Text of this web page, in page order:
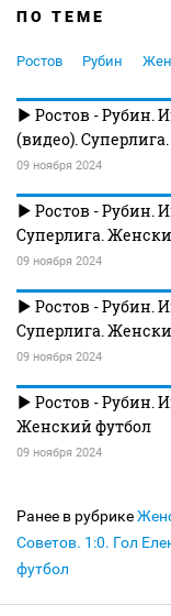
ПО ТЕМЕ
Ростов Рубин
Ростов - Рубин.
(видео).
09 ноября 2024
Ростов - Рубин.
Суперлига.
09 ноября 2024
Ростов - Рубин.
Суперлига.
09 ноября 2024
Ростов - Рубин.
Женский футбол
09 ноября 2024
Ранее в рубрике
Советов. 1:0. Гол
футбол